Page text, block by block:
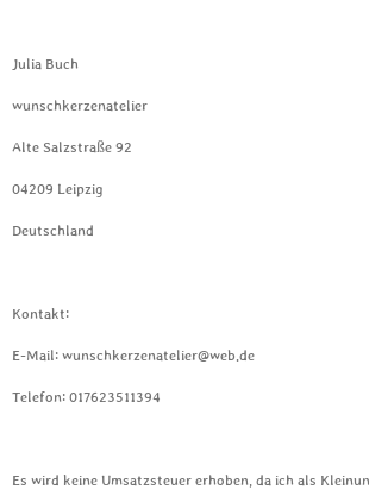
Julia Buch
wunschkerzenatelier
Alte Salzstraße 92
04209 Leipzig
Deutschland
Kontakt:
E-Mail: wunschkerzenatelier@web.de
Telefon: 017623511394
Es wird keine Umsatzsteuer erhoben, da ich als